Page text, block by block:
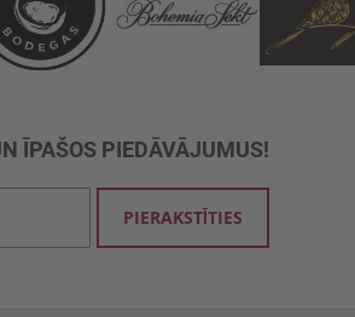
ĪPAŠOS PIEDĀVĀJUMUS!
PIERAKSTĪTIES